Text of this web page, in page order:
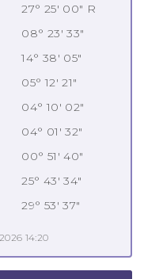
27° 25' 00" R
08° 23' 33"
14° 38' 05"
05° 12' 21"
04° 10' 02"
04° 01' 32"
00° 51' 40"
25° 43' 34"
29° 53' 37"
14:20